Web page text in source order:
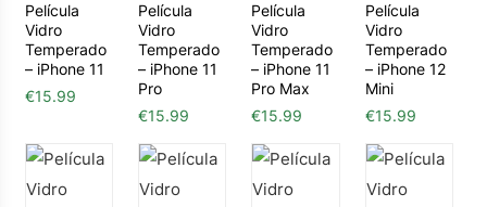
Película
Vidro
Temperado
– iPhone 11
€15.99
Película
Vidro
Temperado
– iPhone 11
Pro
€15.99
Película
Vidro
Temperado
– iPhone 11
Pro Max
€15.99
Película
Vidro
Temperado
– iPhone 12
Mini
€15.99